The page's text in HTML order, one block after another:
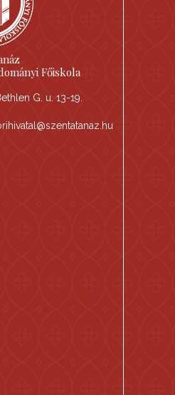
Főiskola
G. u. 13-19.